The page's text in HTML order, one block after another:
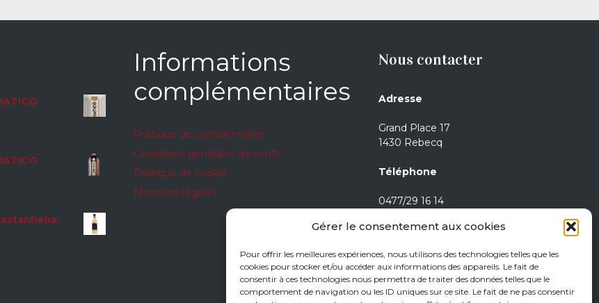
Gérer le consentement aux cookies
Pour offrir les meilleures expériences, nous utilisons des technologies telles que les
cookies pour stocker et/ou accéder aux informations des appareils. Le fait de
consentir à ces technologies nous permettra de traiter des données telles que le
comportement de navigation ou les ID uniques sur ce site. Le fait de ne pas consentir
Informations
complémentaires
Politique de confidentialité
Conditions générales de vente
Politique de cookie
Mentions légales
Nous contacter
Adresse
Grand Place 17
1430 Rebecq
Téléphone
0477/29 16 14
Jeudi de 15h à 18h
Vendredi de 15h à 18h